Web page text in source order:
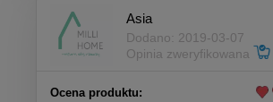
Asia
Dodano: 2019-03-07
Opinia zweryfikowana
Ocena produktu: